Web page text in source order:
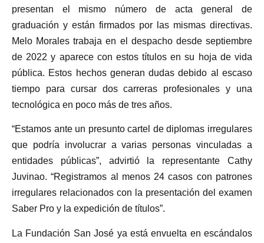
presentan el mismo número de acta general de
graduación y están firmados por las mismas directivas.
Melo Morales trabaja en el despacho desde septiembre
de 2022 y aparece con estos títulos en su hoja de vida
pública. Estos hechos generan dudas debido al escaso
tiempo para cursar dos carreras profesionales y una
tecnológica en poco más de tres años.
“Estamos ante un presunto cartel de diplomas irregulares
que podría involucrar a varias personas vinculadas a
entidades públicas”, advirtió la representante Cathy
Juvinao. “Registramos al menos 24 casos con patrones
irregulares relacionados con la presentación del examen
Saber Pro y la expedición de títulos”.
La Fundación San José ya está envuelta en escándalos